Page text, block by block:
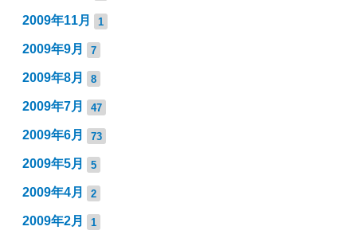
2009年11月 1
2009年9月 7
2009年8月 8
2009年7月 47
2009年6月 73
2009年5月 5
2009年4月 2
2009年2月 1